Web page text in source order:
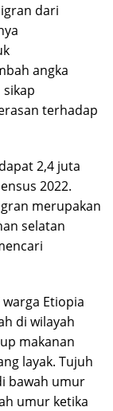
dari
angka
terhadap
2,4 juta
2022.
merupakan
selatan
Etiopia
di wilayah
makanan
layak. Tujuh
bawah umur
umur ketika